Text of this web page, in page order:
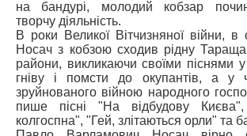
на бандурі, молодий кобзар
творчу діяльність.
В роки Великої Вітчизняної війни, в
Носач з кобзою сходив рідну
райони, викликаючи своїми піснями
гніву і помсти до окупантів, а у
зруйнованого війною народного
пише пісні "На відбудову Києва",
колгоспна", "Гей, злітаються орли" та